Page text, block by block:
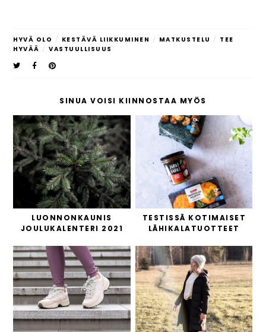
HYVÄ OLO / KESTÄVÄ LIIKKUMINEN / MATKUSTELU / TEE
HYVÄÄ / VASTUULLISUUS
SINUA VOISI KIINNOSTAA MYÖS
LUONNONKAUNIS
JOULUKALENTERI 2021
TESTISSÄ KOTIMAISET
LÄHIKALATUOTTEET